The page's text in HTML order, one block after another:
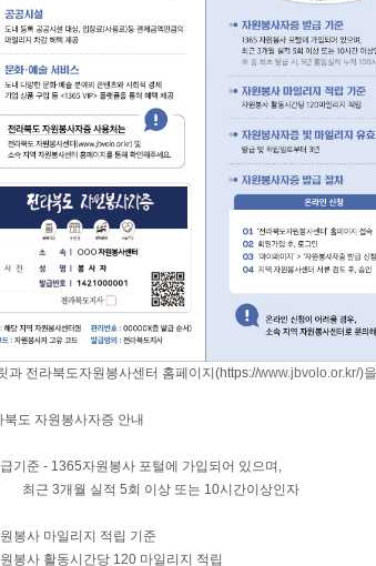
과 전라북도자원봉사센터 홈페이지(https://www.jbvolo.or.kr/)을
북도 자원봉사자증 안내
기준 - 1365자원봉사 포털에 가입되어 있으며,
3개월 실적 5회 이상 또는 10시간이상인자
봉사 마일리지 적립 기준
봉사 활동시간당 120 마일리지 적립